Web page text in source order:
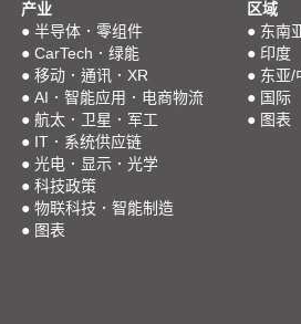
产业
● 半导体．零组件
● CarTech．绿能
● 移动．通讯．XR
● AI．智能应用．电商物流
● 航太．卫星．军工
● IT．系统供应链
● 光电．显示．光学
● 科技政策
● 物联科技．智能制造
● 图表
区域
● 东南
● 印度
● 东亚/
● 国际
● 图表